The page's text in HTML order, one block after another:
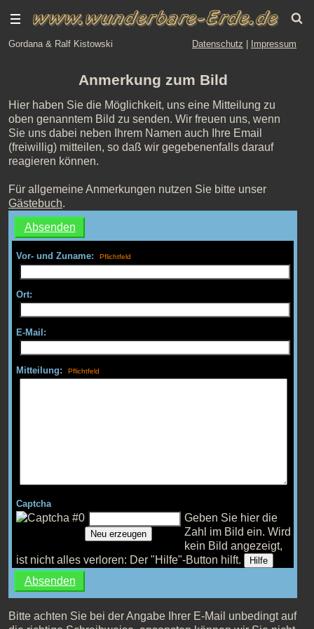
Gordana & Ralf Kistowski Datenschutz Impressum
Anmerkung zum Bild
Hier haben Sie die Möglichkeit, uns eine Mitteilung zu
oben genanntem Bild zu senden. Wir freuen uns, wenn
Sie uns dabei neben Ihrem Namen auch Ihre Email
(freiwillig) mitteilen, so daß wir gegebenenfalls darauf
reagieren können.
Für allgemeine Anmerkungen nutzen Sie bitte unser
Gästebuch.
Vor- und Zuname:
Ort:
E-Mail:
Mitteilung:
Captcha
Neu erzeugen
Geben Sie hier die
Zahl im Bild ein. Wird
kein Bild angezeigt,
ist nicht alles verloren: Der "Hilfe"-Button hilft.
Hilfe
Bitte achten Sie bei der Angabe Ihrer E-Mail unbedingt auf